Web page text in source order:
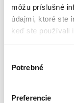
môžu príslušné
údajmi, ktoré ste
keď ste používali
súhlasu
Potrebné
Preferencie